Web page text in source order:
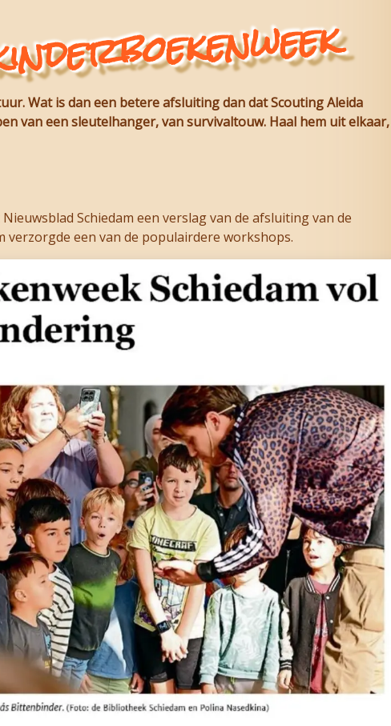
Wat is dan een betere afsluiting dan datScouting Aleida
van een sleutelhanger, van survivaltouw. Haal hem uit elkaar,
Schiedam een verslag van de afsluiting van de
verzorgde een van de populairdere workshops.